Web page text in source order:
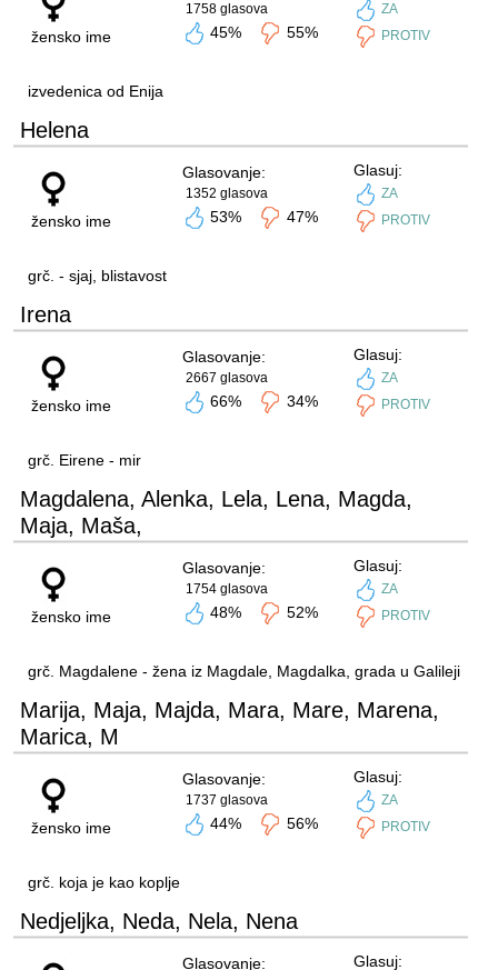
žensko ime
1758 glasova
45% 55%
ZA
PROTIV
izvedenica od Enija
Helena
žensko ime
Glasovanje:
1352 glasova
53% 47%
Glasuj:
ZA
PROTIV
grč. - sjaj, blistavost
Irena
žensko ime
Glasovanje:
2667 glasova
66% 34%
Glasuj:
ZA
PROTIV
grč. Eirene - mir
Magdalena, Alenka, Lela, Lena, Magda,
Maja, Maša,
žensko ime
Glasovanje:
1754 glasova
48% 52%
Glasuj:
ZA
PROTIV
grč. Magdalene - žena iz Magdale, Magdalka, grada u Galileji
Marija, Maja, Majda, Mara, Mare, Marena,
Marica, M
žensko ime
Glasovanje:
1737 glasova
44% 56%
Glasuj:
ZA
PROTIV
grč. koja je kao koplje
Nedjeljka, Neda, Nela, Nena
Glasovanje: Glasuj: